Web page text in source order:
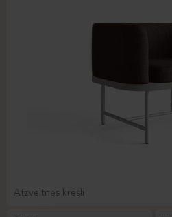
Atzveltnes krēsli